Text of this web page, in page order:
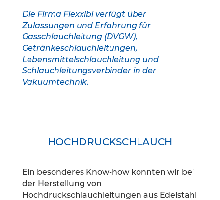
Die Firma Flexxibl verfügt über
Zulassungen und Erfahrung für
Gasschlauchleitung (DVGW),
Getränkeschlauchleitungen,
Lebensmittelschlauchleitung und
Schlauchleitungsverbinder in der
Vakuumtechnik.
HOCHDRUCKSCHLAUCH
Ein besonderes Know-how konnten wir bei
der Herstellung von
Hochdruckschlauchleitungen aus Edelstahl